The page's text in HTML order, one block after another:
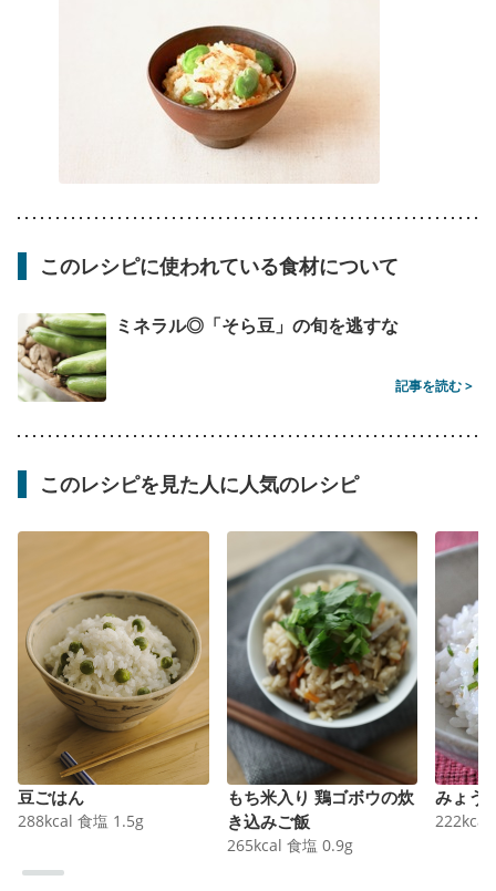
このレシピに使われている食材について
ミネラル◎「そら豆」の旬を逃すな
記事を読む >
このレシピを見た人に人気のレシピ
豆ごはん
288kcal 食塩 1.5g
もち米入り 鶏ゴボウの炊
き込みご飯
265kcal 食塩 0.9g
みょう
222kcal